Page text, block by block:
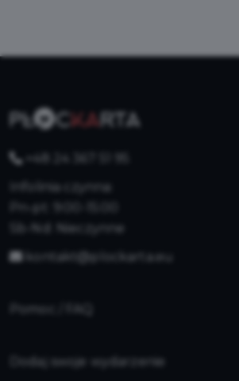
+48 24 367 51 95
Infolinia czynna:
Pn-pt: 9:00-15:00
Sb-Nd: Nieczynne
kontakt@plockarta.eu
Dodaj swoje wydarzenie